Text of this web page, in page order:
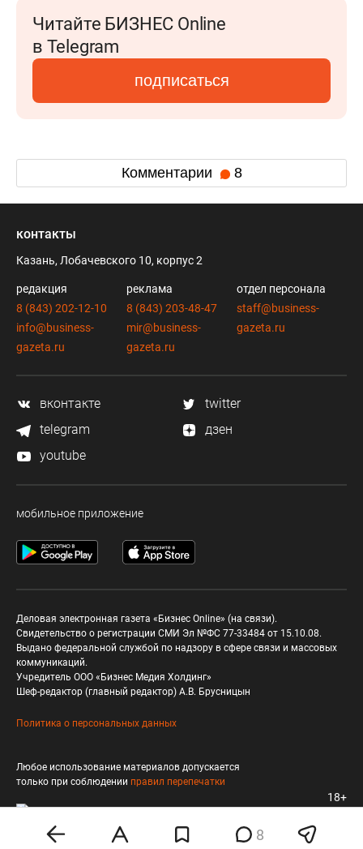
Читайте БИЗНЕС Online
в Telegram
подписаться
Комментарии 8
8
контакты
Казань, Лобачевского 10, корпус 2
редакция
8 (843) 202-12-10
info@business-
gazeta.ru
реклама
8 (843) 203-48-47
mir@business-
gazeta.ru
отдел персонала
staff@business-
gazeta.ru
вконтакте
twitter
telegram
дзен
youtube
мобильное приложение
Деловая электронная газета «Бизнес Online» (на связи).
Свидетельство о регистрации СМИ Эл №ФС 77-33484 от 15.10.08.
Выдано федеральной службой по надзору в сфере связи и массовых
коммуникаций.
Учредитель ООО «Бизнес Медия Холдинг»
Шеф-редактор (главный редактор) А.В. Брусницын
Политика о персональных данных
Любое использование материалов допускается
только при соблюдении правил перепечатки
18+